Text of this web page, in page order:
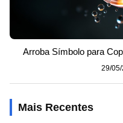
Arroba Símbolo para
29/
Mais Recentes